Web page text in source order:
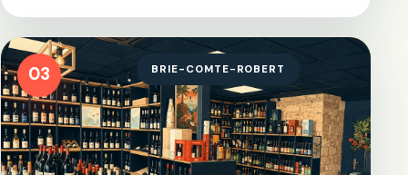
03 BRIE-COMTE-ROBERT